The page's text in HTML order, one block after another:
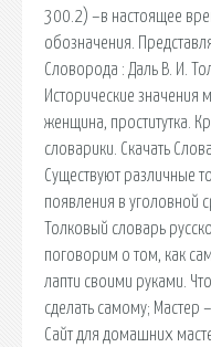
300.2) –в настоящее
обозначения.
Словорода : Даль В. И.
Исторические значения
женщина, проститутка.
словарики. Скачать
Существуют различные
появления в уголовной
Толковый словарь
поговорим о том, как
лапти своими руками.
сделать самому; Мастер
Сайт для домашних